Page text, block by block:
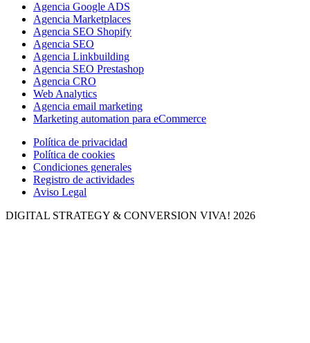
Agencia Google ADS
Agencia Marketplaces
Agencia SEO Shopify
Agencia SEO
Agencia Linkbuilding
Agencia SEO Prestashop
Agencia CRO
Web Analytics
Agencia email marketing
Marketing automation para eCommerce
Política de privacidad
Política de cookies
Condiciones generales
Registro de actividades
Aviso Legal
DIGITAL STRATEGY & CONVERSION VIVA! 2026